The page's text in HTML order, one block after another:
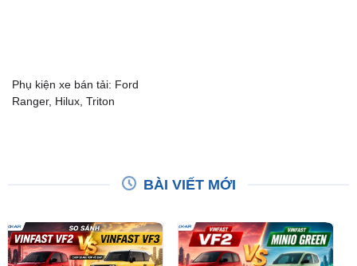
Phụ kiện xe bán tải: Ford
Ranger, Hilux, Triton
BÀI VIẾT MỚI